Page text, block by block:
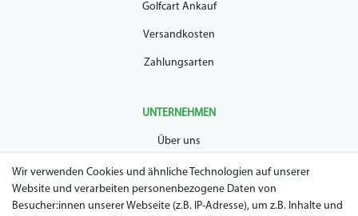
Golfcart Ankauf
Versandkosten
Zahlungsarten
UNTERNEHMEN
Über uns
AGB
Datenschutz
Wir verwenden Cookies und ähnliche Technologien auf unserer
Website und verarbeiten personenbezogene Daten von
Besucher:innen unserer Webseite (z.B. IP-Adresse), um z.B. Inhalte und